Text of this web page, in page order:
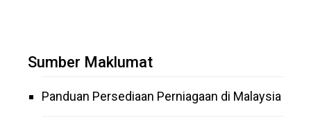
Sumber Maklumat
Panduan Persediaan Perniagaan di Malaysia